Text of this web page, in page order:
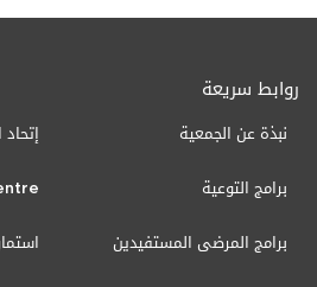
روابط سريعة
نبذة عن الجمعية
برامج التوعية
برامج المرضى المستفيدين